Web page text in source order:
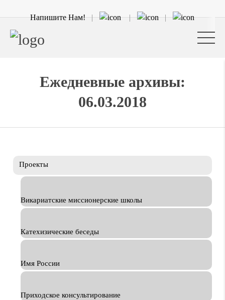
Напишите Нам!
Ежедневные архивы:
06.03.2018
Проекты
Викариатские миссионерские школы
Катехизические беседы
Имя России
Приходское консультирование